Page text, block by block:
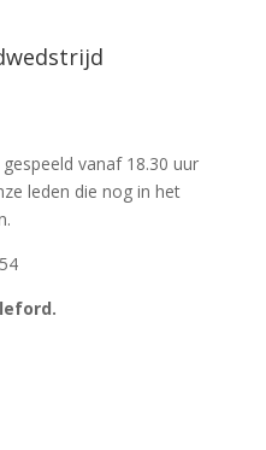
vanaf 18.30 uur
leden die nog in het